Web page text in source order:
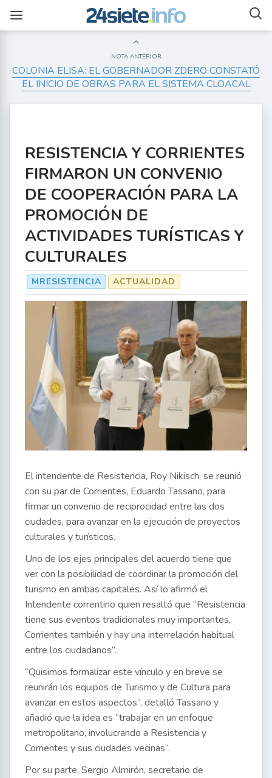
NOTA ANTERIOR
COLONIA ELISA: EL GOBERNADOR ZDERO CONSTATÓ
EL INICIO DE OBRAS PARA EL SISTEMA CLOACAL
RESISTENCIA Y CORRIENTES
FIRMARON UN CONVENIO
DE COOPERACIÓN PARA LA
PROMOCIÓN DE
ACTIVIDADES TURÍSTICAS Y
CULTURALES
MRESISTENCIA ACTUALIDAD
El intendente de Resistencia, Roy Nikisch, se reunió
con su par de Corrientes, Eduardo Tassano, para
firmar un convenio de reciprocidad entre las dos
ciudades, para avanzar en la ejecución de proyectos
culturales y turísticos.
Uno de los ejes principales del acuerdo tiene que
ver con la posibilidad de coordinar la promoción del
turismo en ambas capitales. Así lo afirmó el
Intendente correntino quien resaltó que “Resistencia
tiene sus eventos tradicionales muy importantes,
Corrientes también y hay una interrelación habitual
entre los ciudadanos”.
“Quisimos formalizar este vínculo y en breve se
reunirán los equipos de Turismo y de Cultura para
avanzar en estos aspectos”, detalló Tassano y
añadió que la idea es “trabajar en un enfoque
metropolitano, involucrando a Resistencia y
Corrientes y sus ciudades vecinas”.
Por su parte, Sergio Almirón, secretario de